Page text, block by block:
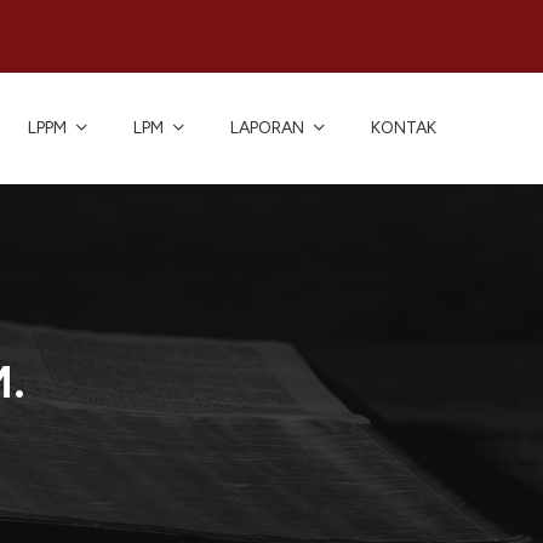
LPPM LPM LAPORAN KONTAK